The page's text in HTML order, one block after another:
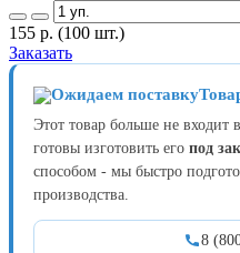
155 р. (100 шт.)
Заказать
Этот товар больше не входит
готовы изготовить его под
способом - мы быстро
производства.
8